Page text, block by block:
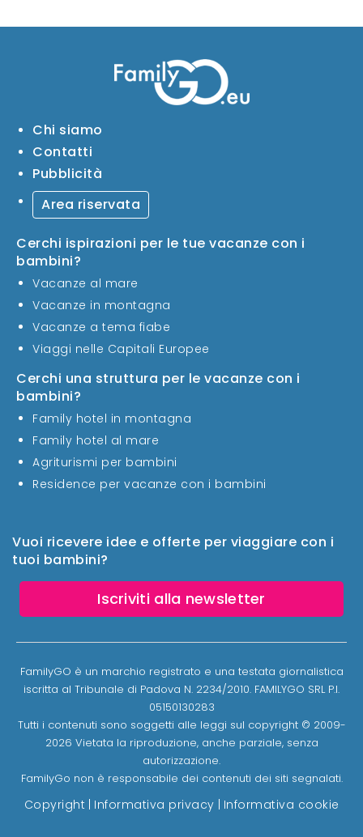
Vuoi ricevere idee e offerte per viaggiare con i
tuoi bambini?
Iscriviti alla newsletter
Chi siamo
Contatti
Pubblicità
Area riservata
Cerchi ispirazioni per le tue vacanze con i
bambini?
Vacanze al mare
Vacanze in montagna
Vacanze a tema fiabe
Viaggi nelle Capitali Europee
Cerchi una struttura per le vacanze con i
bambini?
Family hotel in montagna
Family hotel al mare
Agriturismi per bambini
Residence per vacanze con i bambini
FamilyGO è un marchio registrato e una testata giornalistica
iscritta al Tribunale di Padova N. 2234/2010. FAMILYGO SRL P.I.
05150130283
Tutti i contenuti sono soggetti alle leggi sul copyright © 2009-
2026 Vietata la riproduzione, anche parziale, senza
autorizzazione.
FamilyGo non è responsabile dei contenuti dei siti segnalati.
Copyright | Informativa privacy | Informativa cookie